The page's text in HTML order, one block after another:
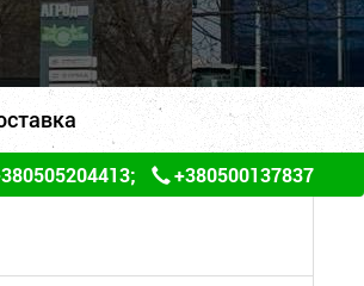
; +380500137837